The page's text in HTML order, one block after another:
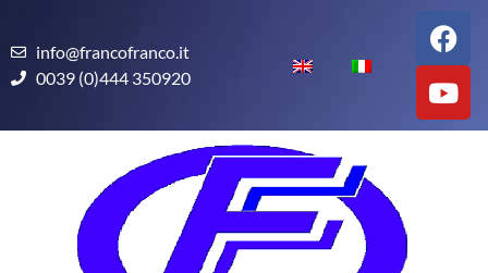
info@francofranco.it
0039 (0)444 350920